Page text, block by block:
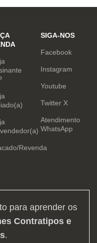
Revenda
SIGA-NOS
Facebook
Instagram
Youtube
Twitter X
Atendimento
WhatsApp
para aprender os
Contratipos e
.